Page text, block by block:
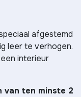
afgestemd
leer te verhogen.
interieur
van ten minste 2